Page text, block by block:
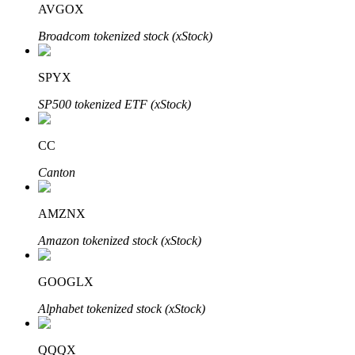
BTR-vergrendelingen
Exclusieve beleggingen voor BTR-houders
Leningen
AVGOX
Broadcom tokenized stock (xStock)
SPYX
SP500 tokenized ETF (xStock)
CC
Canton
AMZNX
Amazon tokenized stock (xStock)
GOOGLX
Alphabet tokenized stock (xStock)
QQQX